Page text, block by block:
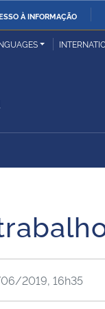
À INFORMAÇÃO
Relações
do Brasil
2019, 16h35